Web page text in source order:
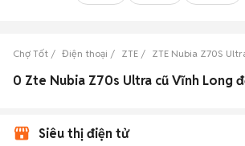
Chợ Tốt Điện thoại ZTE ZTE Nubia Z70S
0 Zte Nubia Z70s Ultra cũ Vĩnh Long
Siêu thị điện tử